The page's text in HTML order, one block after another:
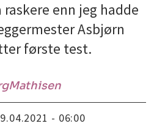
enn jeg hadde
Asbjørn
første test.
Mathisen
19.04.2021 - 06:00